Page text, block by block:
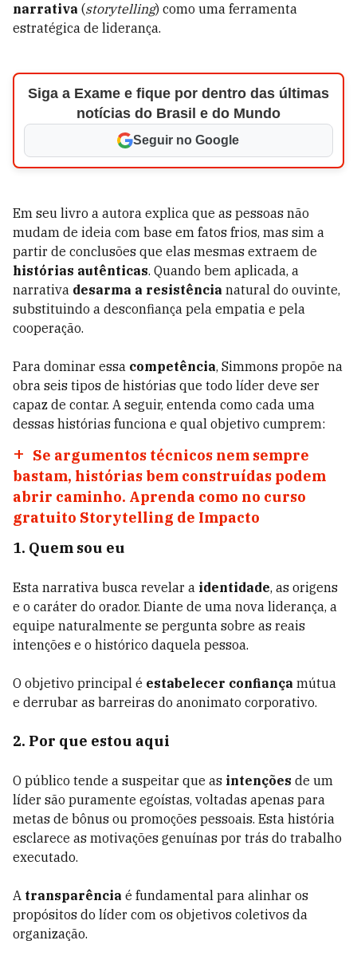
narrativa (storytelling) como uma ferramenta
estratégica de liderança.
Siga a Exame e fique por dentro das últimas
notícias do Brasil e do Mundo
Seguir no Google
Em seu livro a autora explica que as pessoas não
mudam de ideia com base em fatos frios, mas sim a
partir de conclusões que elas mesmas extraem de
histórias autênticas. Quando bem aplicada, a
narrativa desarma a resistência natural do ouvinte,
substituindo a desconfiança pela empatia e pela
cooperação.
Para dominar essa competência, Simmons propõe na
obra seis tipos de histórias que todo líder deve ser
capaz de contar. A seguir, entenda como cada uma
dessas histórias funciona e qual objetivo cumprem:
Se argumentos técnicos nem sempre
bastam, histórias bem construídas podem
abrir caminho. Aprenda como no curso
gratuito Storytelling de Impacto
1. Quem sou eu
Esta narrativa busca revelar a identidade, as origens
e o caráter do orador. Diante de uma nova liderança, a
equipe naturalmente se pergunta sobre as reais
intenções e o histórico daquela pessoa.
O objetivo principal é estabelecer confiança mútua
e derrubar as barreiras do anonimato corporativo.
2. Por que estou aqui
O público tende a suspeitar que as intenções de um
líder são puramente egoístas, voltadas apenas para
metas de bônus ou promoções pessoais. Esta história
esclarece as motivações genuínas por trás do trabalho
executado.
A transparência é fundamental para alinhar os
propósitos do líder com os objetivos coletivos da
organização.